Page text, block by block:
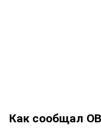
Как сообщал